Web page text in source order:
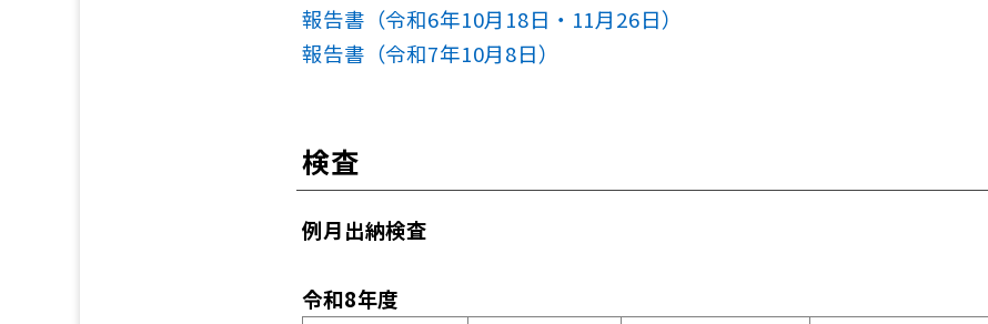
報告書（令和6年10月18日・11月26日）
報告書（令和7年10月8日）
検査
例月出納検査
令和8年度